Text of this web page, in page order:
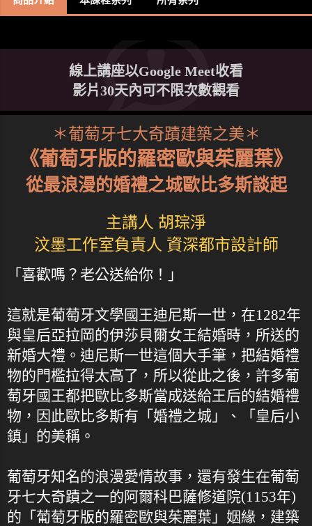
線上講座以Google Meet收看
影片30天內可不限次數觀看
＊葡萄牙七大奇蹟建築之美＊
《葡萄牙版的羅密歐與茱麗葉》
從最浪漫的婚禮之城歐比多斯談起
主講人 胡琮淨
汶墨工作室負責人 資深都市設計師
「喜歡嗎？老公送給你！」
這就是葡萄牙文學國王迪尼斯一世，在1282年
與皇后亞拉岡的伊莎貝爾女王結婚時，所送的
新婚大禮。迪尼斯一世這個大手筆，把結婚禮
物的門檻拉得太高了，所以從此之後，許多葡
萄牙國王都把歐比多斯當成送給王后的結婚禮
物，因此歐比多斯有「婚禮之城」、「皇后小
鎮」的美稱。
葡萄牙知名的浪漫愛情故事，還有發生在葡萄
牙七大奇蹟之一的阿爾科巴薩修道院(1153年)
的「葡萄牙版的羅密歐與茱麗葉」姻緣，建築